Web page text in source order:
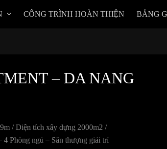
CÔNG TRÌNH HOÀN THIỆN BẢNG
– DA NANG
/ Diện tích xây dựng 2000m2 /
4 Phòng ngủ – Sân thượng giải trí